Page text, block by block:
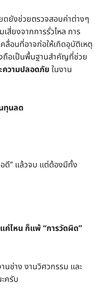
ดยังช่วยตรวจสอบค่าต่างๆ
สี่ยงจากการรั่วไหล การ
ลื่อนที่อาจก่อให้เกิดอุบัติเหตุ
ถือเป็นพื้นฐานสำคัญที่ช่วย
วามปลอดภัย ในงาน
ทุนลด
อดี” แล้วจบ แต่ต้องมีทั้ง
ค่ไหน ก็แพ้ “การวัดผิด”
ช่าง งานวิศวกรรม และ
ครับ